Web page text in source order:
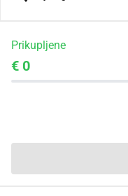
Prikupljene
€ 0